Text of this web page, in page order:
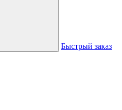
Быстрый заказ